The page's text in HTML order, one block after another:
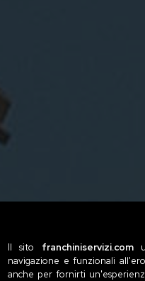
Il sito franchiniservizi.com
navigazione e funzionali
anche per fornirti